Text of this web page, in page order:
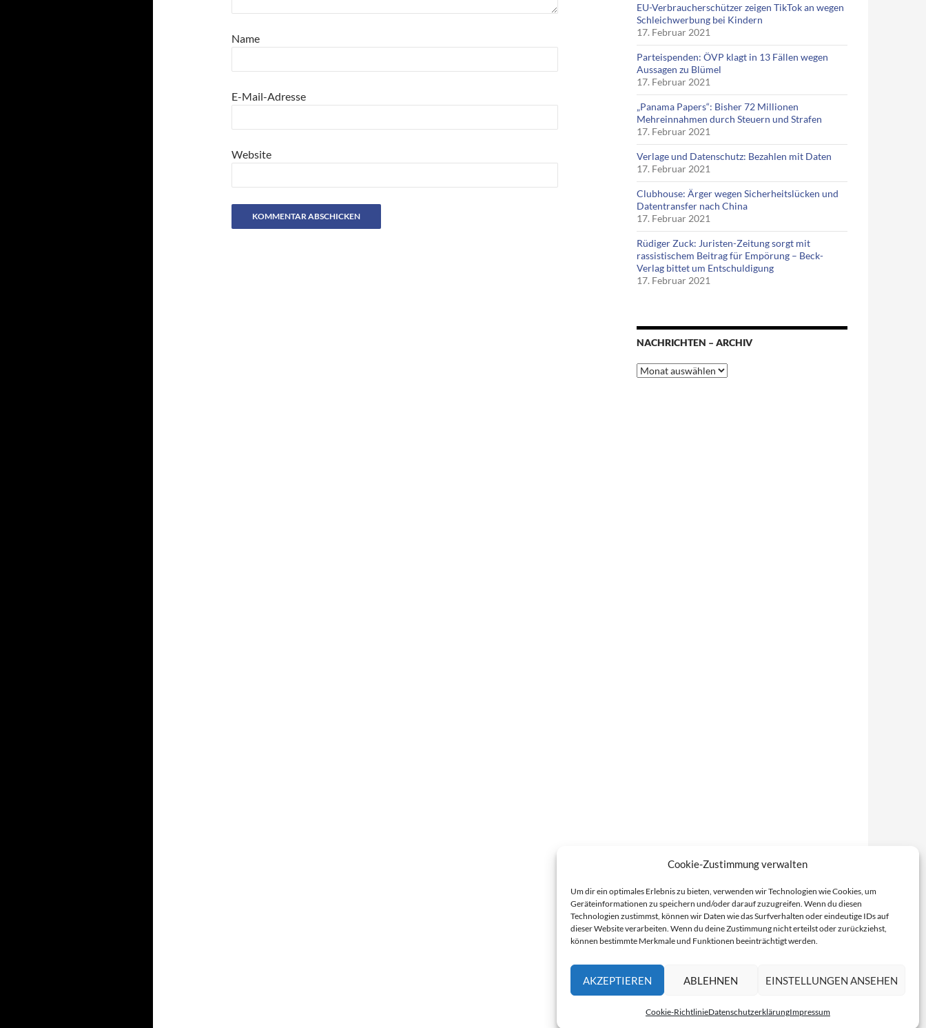
Cookie-Zustimmung verwalten
Um dir ein optimales Erlebnis zu bieten, verwenden wir Technologien wie Cookies, um
Geräteinformationen zu speichern und/oder darauf zuzugreifen. Wenn du diesen
Technologien zustimmst, können wir Daten wie das Surfverhalten oder eindeutige IDs auf
dieser Website verarbeiten. Wenn du deine Zustimmung nicht erteilst oder zurückziehst,
können bestimmte Merkmale und Funktionen beeinträchtigt werden.
AKZEPTIEREN ABLEHNEN EINSTELLUNGEN ANSEHEN
Cookie-RichtlinieDatenschutzerklärungImpressum
Name
E-Mail-Adresse
Website
EU-Verbraucherschützer zeigen TikTok an wegen
Schleichwerbung bei Kindern
17. Februar 2021
Parteispenden: ÖVP klagt in 13 Fällen wegen
Aussagen zu Blümel
17. Februar 2021
„Panama Papers“: Bisher 72 Millionen
Mehreinnahmen durch Steuern und Strafen
17. Februar 2021
Verlage und Datenschutz: Bezahlen mit Daten
17. Februar 2021
Clubhouse: Ärger wegen Sicherheitslücken und
Datentransfer nach China
17. Februar 2021
Rüdiger Zuck: Juristen-Zeitung sorgt mit
rassistischem Beitrag für Empörung – Beck-
Verlag bittet um Entschuldigung
17. Februar 2021
NACHRICHTEN – ARCHIV
Nachrichten
–